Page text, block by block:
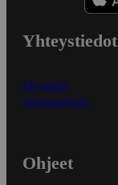
Yhteystiedot
Myymälät
Asiakaspalvelu
Ohjeet